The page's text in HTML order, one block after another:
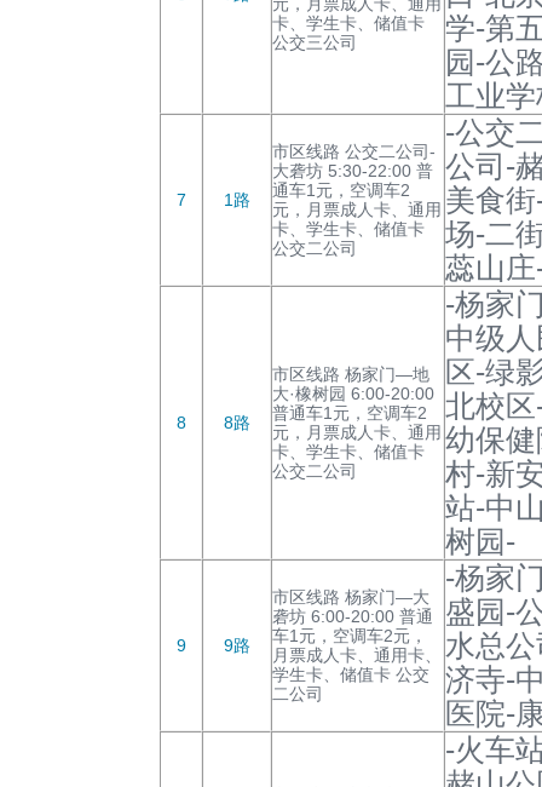
卡、学生卡、储值卡
公交三公司
学-第
园-公
工业
7 1路
市区线路 公交二公司-
大砻坊 5:30-22:00 普
通车1元，空调车2
元，月票成人卡、通用
卡、学生卡、储值卡
公交二公司
-公交
公司-
美食
场-二
蕊山
8 8路
市区线路 杨家门—地
大·橡树园 6:00-20:00
普通车1元，空调车2
元，月票成人卡、通用
卡、学生卡、储值卡
公交二公司
-杨家
中级
区-绿
北校
幼保
村-新
站-中
树园-
9 9路
市区线路 杨家门—大
砻坊 6:00-20:00 普通
车1元，空调车2元，
月票成人卡、通用卡、
学生卡、储值卡 公交
二公司
-杨家
盛园-
水总
济寺-
医院-
-火车